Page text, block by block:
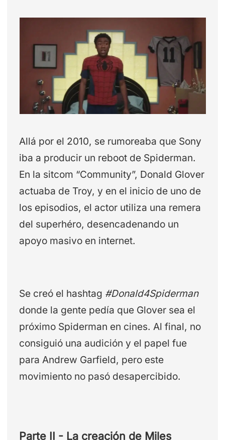
Allá por el 2010, se rumoreaba que Sony
iba a producir un reboot de Spiderman.
En la sitcom “Community”, Donald Glover
actuaba de Troy, y en el inicio de uno de
los episodios, el actor utiliza una remera
del superhéro, desencadenando un
apoyo masivo en internet.
Se creó el hashtag #Donald4Spiderman
donde la gente pedía que Glover sea el
próximo Spiderman en cines. Al final, no
consiguió una audición y el papel fue
para Andrew Garfield, pero este
movimiento no pasó desapercibido.
Parte II - La creación de Miles